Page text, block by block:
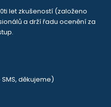
let zkušeností (založeno
a drží řadu ocenění za
děkujeme)